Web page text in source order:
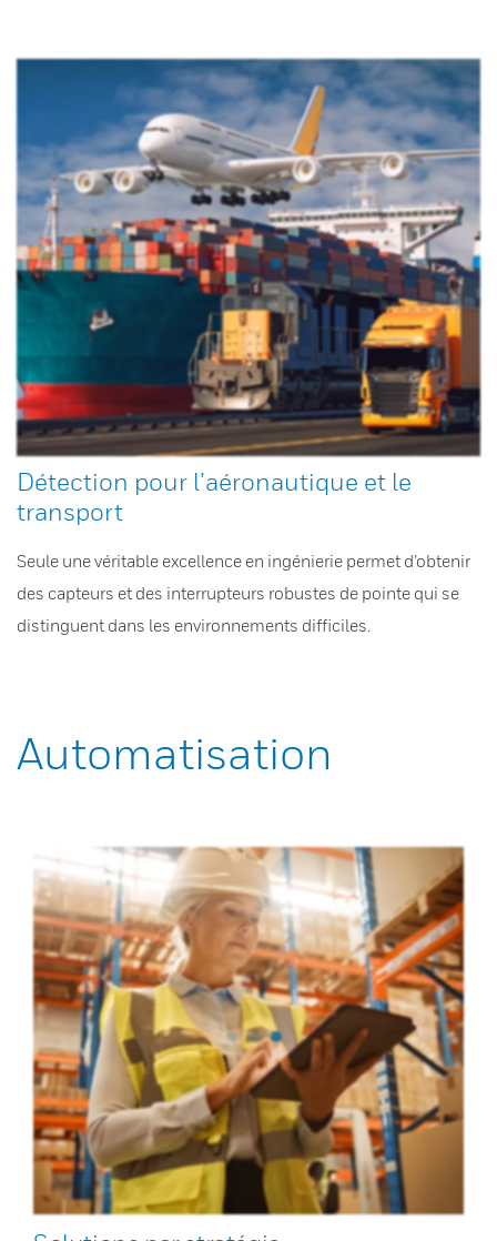
Détection pour l’aéronautique et le
transport
Seule une véritable excellence en ingénierie permet d’obtenir
des capteurs et des interrupteurs robustes de pointe qui se
distinguent dans les environnements difficiles.
Automatisation